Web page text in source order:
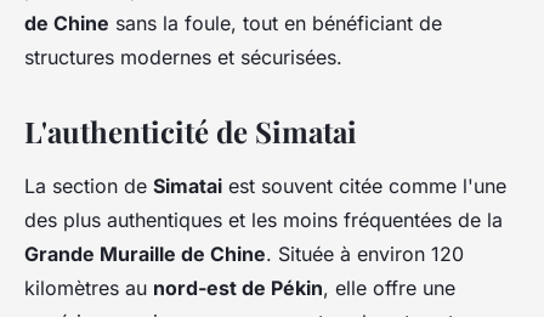
de Chine sans la foule, tout en bénéficiant de
structures modernes et sécurisées.
L'authenticité de Simatai
La section de Simatai est souvent citée comme l'une
des plus authentiques et les moins fréquentées de la
Grande Muraille de Chine. Située à environ 120
kilomètres au nord-est de Pékin, elle offre une